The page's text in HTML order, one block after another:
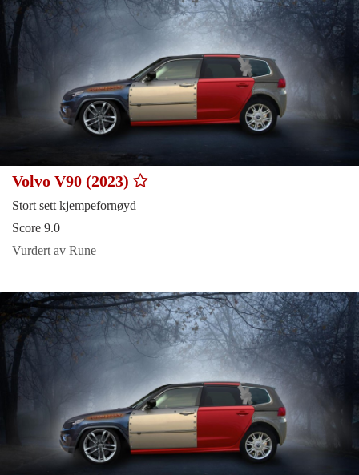
Volvo V90 (2023)
Stort sett kjempefornøyd
Score 9.0
Vurdert av Rune